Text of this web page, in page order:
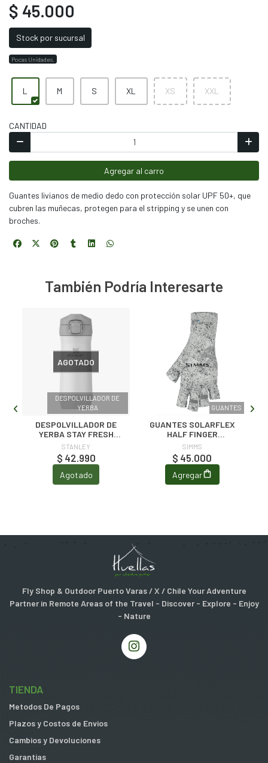
$ 45.000
Stock por sucursal
Pocas Unidades.
L M S XL XS XXL
CANTIDAD
Agregar al carro
Guantes livianos de medio dedo con protección solar UPF 50+, que
cubren las muñecas, protegen para el stripping y se unen con
broches.
También Podría Interesarte
DESPOLVILLADOR DE
YERBA
AGOTADO
DESPOLVILLADOR DE
YERBA STAY FRESH
500GR
STANLEY
$ 42.990
Agotado
GUANTES
GUANTES SOLARFLEX
HALF FINGER
SUNGLOVE BACK EDDY
WHITE
SIMMS
$ 45.000
Agregar
Fly Shop & Outdoor Puerto Varas / X / Chile Your Adventure
Partner in Remote Areas of the Travel - Discover - Explore - Enjoy
- Nature
TIENDA
Metodos De Pagos
Plazos y Costos de Envios
Cambios y Devoluciones
Garantias